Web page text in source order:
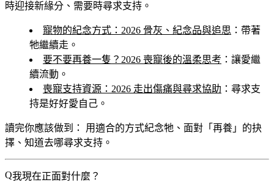
時迎接新緣分、需要時尋求支持。
寵物的紀念方式：2026 骨灰、紀念品與追思 ：帶著
牠繼續走。
要不要再養一隻？2026 喪寵後的溫柔思考 ：讓愛繼
續流動。
喪寵支持資源：2026 走出傷痛與尋求協助 ：尋求支
持是好好愛自己。
讀完你應該做到：
用適合的方式紀念牠、面對「再養」的抉
擇、知道去哪尋求支持。
我現在正面對什麼？